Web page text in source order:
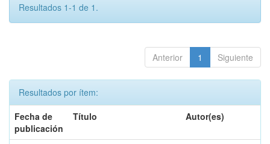
Resultados 1-1 de 1.
Anterior 1 Siguiente
Resultados por ítem:
Fecha de
publicación
Título Autor(es)